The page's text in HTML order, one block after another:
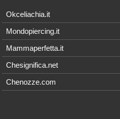
Okceliachia.it
Mondopiercing.it
Mammaperfetta.it
Chesignifica.net
Chenozze.com